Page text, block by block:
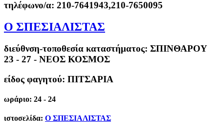
τηλέφωνο/α: 210-7641943,210-7650095
Ο ΣΠΕΣΙΑΛΙΣΤΑΣ
διεύθνση-τοποθεσία καταστήματος: ΣΠΙΝΘΑΡΟΥ
23 - 27 - ΝΕΟΣ ΚΟΣΜΟΣ
είδος φαγητού: ΠΙΤΣΑΡΙΑ
ωράριο: 24 - 24
ιστοσελίδα: Ο ΣΠΕΣΙΑΛΙΣΤΑΣ